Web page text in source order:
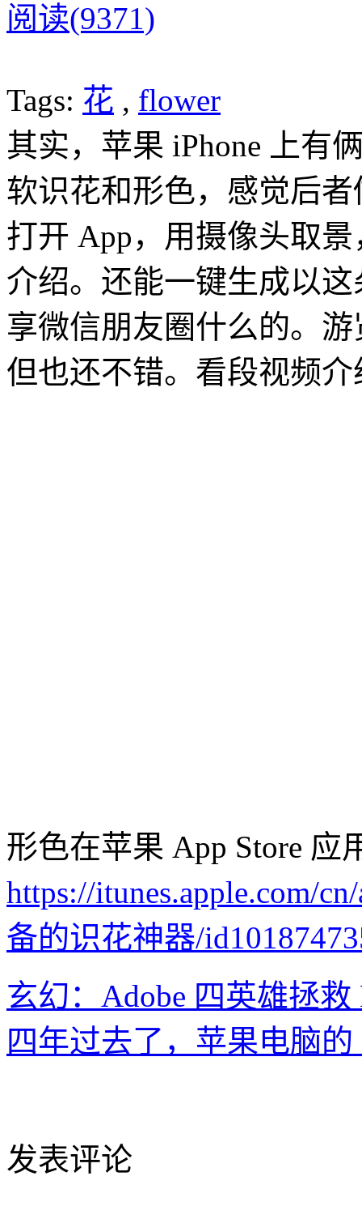
阅读(9371)
Tags: 花 , flower
其实，苹果 iPhone 上有
软识花和形色，感觉后
打开 App，用摄像头取
介绍。还能一键生成以
享微信朋友圈什么的。
但也还不错。看段视频介
形色在苹果 App Store 应
https://itunes.apple.com/
备的识花神器/
玄幻：Adobe 四英雄拯
四年过去了，苹果电脑
发表评论